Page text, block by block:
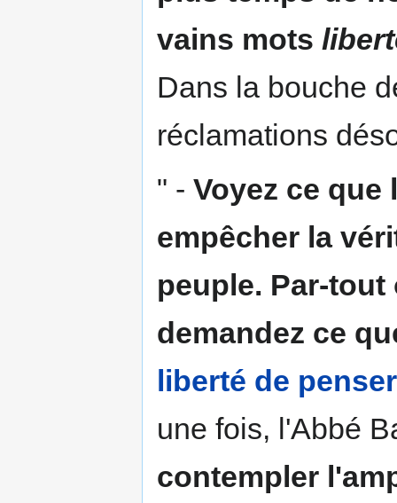
vains mots
Dans la bouche
réclamations
" - Voyez ce que
empêcher la
peuple. Par-
demandez ce
liberté de penser
une fois, l'Abbé
contempler